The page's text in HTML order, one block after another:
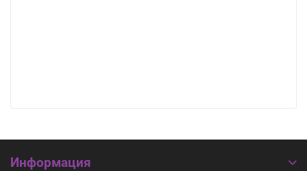
Информация